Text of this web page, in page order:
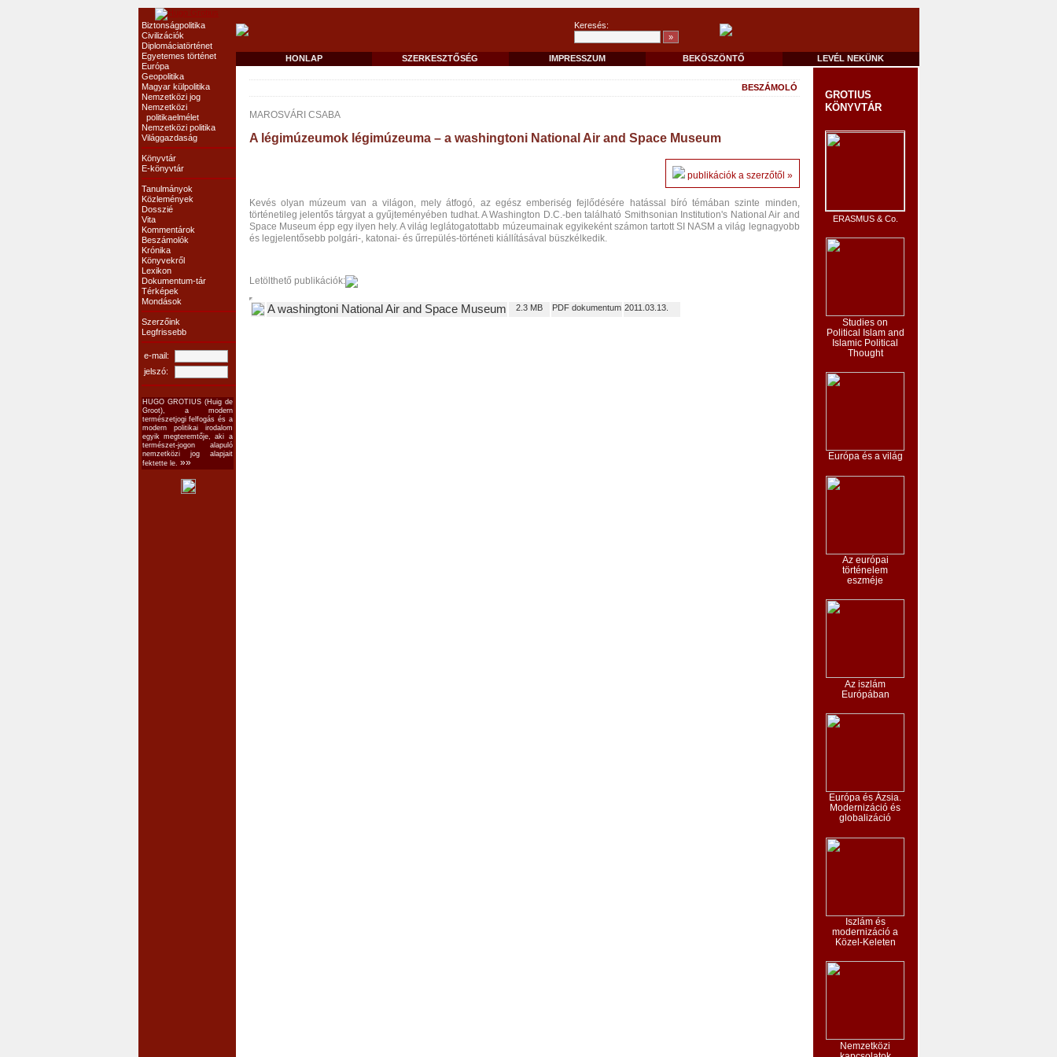
Biztonságpolitika
Civilizációk
Diplomáciatörténet
Egyetemes történet
Európa
Geopolitika
Magyar külpolitika
Nemzetközi jog
Nemzetközi
politikaelmélet
Nemzetközi politika
Világgazdaság
Könyvtár
E-könyvtár
Tanulmányok
Közlemények
Dosszié
Vita
Kommentárok
Beszámolók
Krónika
Könyvekről
Lexikon
Dokumentum-tár
Térképek
Mondások
Szerzőink
Legfrissebb
e-mail:
jelszó:
HUGO GROTIUS (Huig de
Groot), a modern
természetjogi felfogás és a
modern politikai irodalom
egyik megteremtője, aki a
természet-jogon alapuló
nemzetközi jog alapjait
fektette le. »»
Keresés:
HONLAP SZERKESZTŐSÉG IMPRESSZUM BEKÖSZÖNTŐ LEVÉL NEKÜNK
BESZÁMOLÓ
MAROSVÁRI CSABA
A légimúzeumok légimúzeuma – a washingtoni National Air and Space Museum
publikációk a szerzőtől »
Kevés olyan múzeum van a világon, mely átfogó, az egész emberiség fejlődésére hatással bíró témában szinte minden,
történetileg jelentős tárgyat a gyűjteményében tudhat. A Washington D.C.-ben található Smithsonian Institution's National Air and
Space Museum épp egy ilyen hely. A világ leglátogatottabb múzeumainak egyikeként számon tartott SI NASM a világ legnagyobb
és legjelentősebb polgári-, katonai- és űrrepülés-történeti kiállításával büszkélkedik.
Letölthető publikációk:
A washingtoni National Air and Space Museum 2.3 MB PDF dokumentum 2011.03.13.
GROTIUS
KÖNYVTÁR
ERASMUS & Co.
Studies on
Political Islam and
Islamic Political
Thought
Európa és a világ
Az európai
történelem
eszméje
Az iszlám
Európában
Európa és Ázsia.
Modernizáció és
globalizáció
Iszlám és
modernizáció a
Közel-Keleten
Nemzetközi